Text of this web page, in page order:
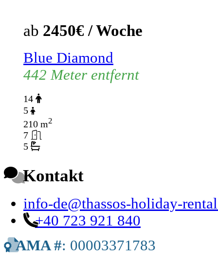
ab 2450€ / Woche
Blue Diamond
442 Meter entfernt
14
5
210 m2
7
5
Kontakt
info-de@thassos-holiday-
+40 723 921 840
AMA #: 00003371783